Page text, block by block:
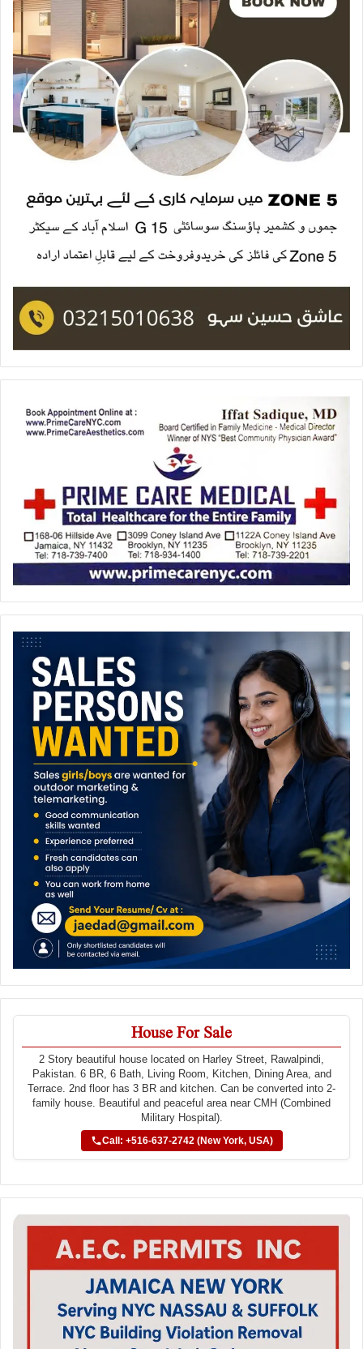
House For Sale
2 Story beautiful house located on Harley Street, Rawalpindi,
Pakistan. 6 BR, 6 Bath, Living Room, Kitchen, Dining Area, and
Terrace. 2nd floor has 3 BR and kitchen. Can be converted into 2-
family house. Beautiful and peaceful area near CMH (Combined
Military Hospital).
Call: +516-637-2742 (New York, USA)